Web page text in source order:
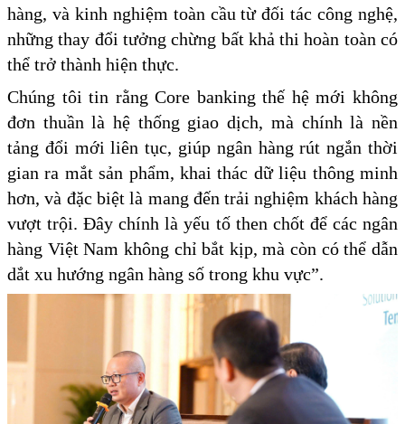
hàng, và kinh nghiệm toàn cầu từ đối tác công nghệ,
những thay đổi tưởng chừng bất khả thi hoàn toàn có
thể trở thành hiện thực.
Chúng tôi tin rằng Core banking thế hệ mới không
đơn thuần là hệ thống giao dịch, mà chính là nền
tảng đổi mới liên tục, giúp ngân hàng rút ngắn thời
gian ra mắt sản phẩm, khai thác dữ liệu thông minh
hơn, và đặc biệt là mang đến trải nghiệm khách hàng
vượt trội. Đây chính là yếu tố then chốt để các ngân
hàng Việt Nam không chỉ bắt kịp, mà còn có thể dẫn
dắt xu hướng ngân hàng số trong khu vực”.